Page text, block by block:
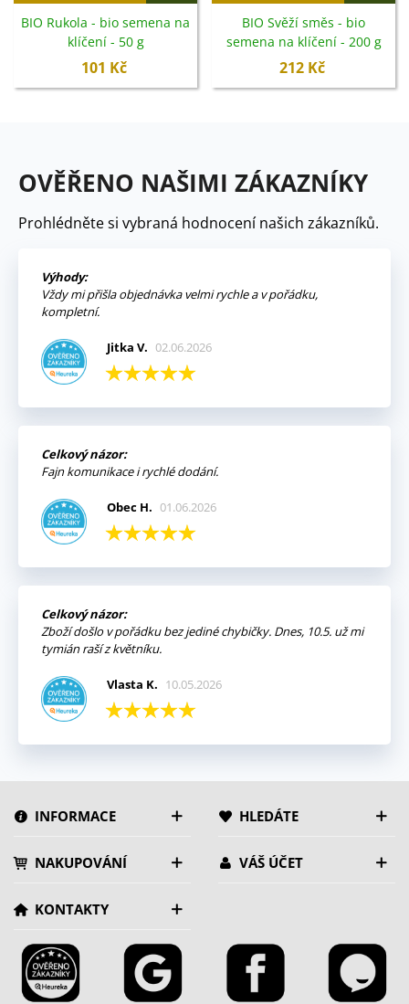
BIO Rukola - bio semena na
klíčení - 50 g
101 Kč
BIO Svěží směs - bio
semena na klíčení - 200 g
212 Kč
OVĚŘENO NAŠIMI ZÁKAZNÍKY
Prohlédněte si vybraná hodnocení našich zákazníků.
Výhody:
Vždy mi přišla objednávka velmi rychle a v pořádku,
kompletní.
Jitka V. 02.06.2026
Celkový názor:
Fajn komunikace i rychlé dodání.
Obec H. 01.06.2026
Celkový názor:
Zboží došlo v pořádku bez jediné chybičky. Dnes, 10.5. už mi
tymián raší z květníku.
Vlasta K. 10.05.2026
INFORMACE HLEDÁTE
NAKUPOVÁNÍ VÁŠ ÚČET
KONTAKTY